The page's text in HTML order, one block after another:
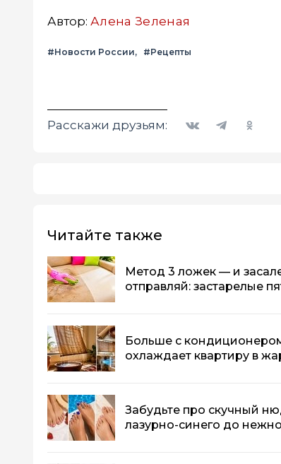
Автор: Алена Зеленая
#Новости России #Рецепты
Расскажи друзьям:
Читайте также
Метод 3 ложек — и
отправляй: застарелые
Больше с
охлаждает квартиру в
Забудьте про скучный
лазурно-синего до